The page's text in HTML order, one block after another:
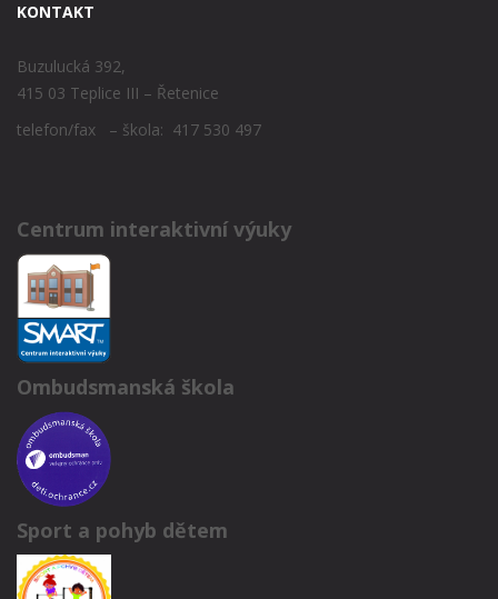
KONTAKT
Buzulucká 392,
415 03 Teplice III – Řetenice
telefon/fax – škola: 417 530 497
Centrum interaktivní výuky
Ombudsmanská škola
Sport a pohyb dětem